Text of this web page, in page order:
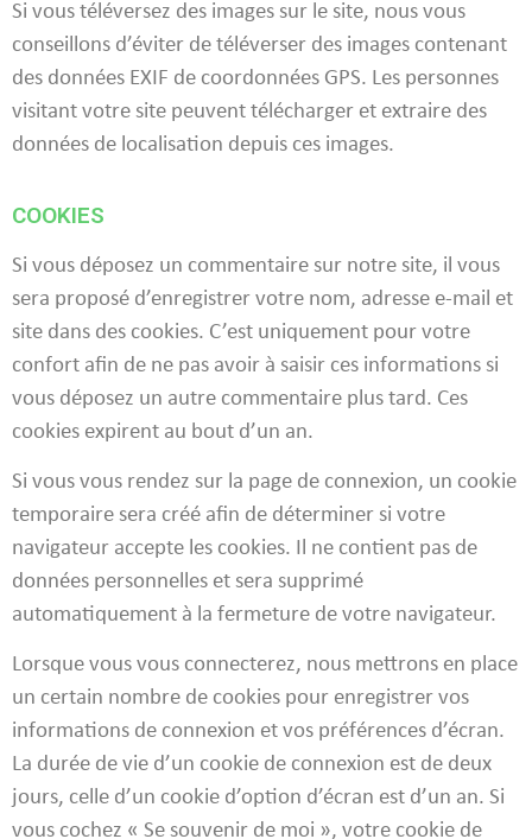
Si vous téléversez des images sur le site, nous vous
conseillons d’éviter de téléverser des images contenant
des données EXIF de coordonnées GPS. Les personnes
visitant votre site peuvent télécharger et extraire des
données de localisation depuis ces images.
COOKIES
Si vous déposez un commentaire sur notre site, il vous
sera proposé d’enregistrer votre nom, adresse e-mail et
site dans des cookies. C’est uniquement pour votre
confort afin de ne pas avoir à saisir ces informations si
vous déposez un autre commentaire plus tard. Ces
cookies expirent au bout d’un an.
Si vous vous rendez sur la page de connexion, un cookie
temporaire sera créé afin de déterminer si votre
navigateur accepte les cookies. Il ne contient pas de
données personnelles et sera supprimé
automatiquement à la fermeture de votre navigateur.
Lorsque vous vous connecterez, nous mettrons en place
un certain nombre de cookies pour enregistrer vos
informations de connexion et vos préférences d’écran.
La durée de vie d’un cookie de connexion est de deux
jours, celle d’un cookie d’option d’écran est d’un an. Si
vous cochez « Se souvenir de moi », votre cookie de